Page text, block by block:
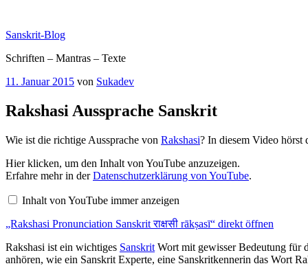
springen
Sanskrit-Blog
Schriften – Mantras – Texte
Veröffentlicht
11. Januar 2015 von Sukadev
Rakshasi Aussprache Sanskrit
Wie ist die richtige Aussprache von Rakshasi? In diesem Video hörst
„Rakshasi
Pronunciation
Sanskrit
rākṣasī“
YouTube
Hier klicken, um den Inhalt von YouTube anzuzeigen.
Erfahre mehr in derDatenschutzerklärung von YouTube.
Inhalt von YouTube immer anzeigen
„Rakshasi Pronunciation Sanskrit राक्षसी rākṣasī“ direkt öffnen
Rakshasi ist ein wichtiges Sanskrit Wort mit gewisser Bedeutung für
anhören, wie ein Sanskrit Experte, eine Sanskritkennerin das Wort